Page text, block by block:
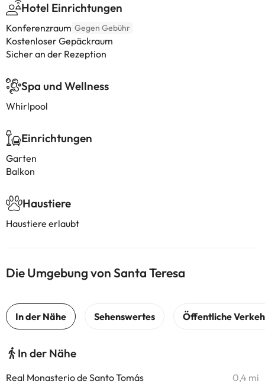
Hotel Einrichtungen
Konferenzraum Gegen Gebühr
Kostenloser Gepäckraum
Sicher an der Rezeption
Spa und Wellness
Whirlpool
Einrichtungen
Garten
Balkon
Haustiere
Haustiere erlaubt
Die Umgebung von Santa Teresa
In der Nähe
Real Monasterio de Santo Tomás 0,4 mi